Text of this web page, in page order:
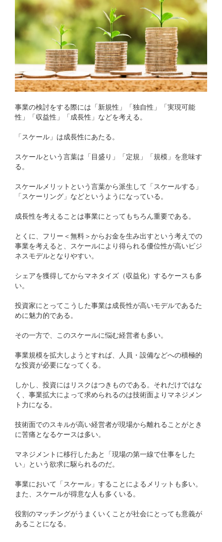
事業の検討をする際には「新規性」「独自性」「実現可能
性」「収益性」「成長性」などを考える。
「スケール」は成長性にあたる。
スケールという言葉は「目盛り」「定規」「規模」を意味す
る。
スケールメリットという言葉から派生して「スケールする」
「スケーリング」などというようになっている。
成長性を考えることは事業にとってもちろん重要である。
とくに、フリー＜無料＞からお金を生み出すという考えでの
事業を考えると、スケールにより得られる優位性が高いビジ
ネスモデルとなりやすい。
シェアを獲得してからマネタイズ（収益化）するケースも多
い。
投資家にとってこうした事業は成長性が高いモデルであるた
めに魅力的である。
その一方で、このスケールに悩む経営者も多い。
事業規模を拡大しようとすれば、人員・設備などへの積極的
な投資が必要になってくる。
しかし、投資にはリスクはつきものである。それだけではな
く、事業拡大によって求められるのは技術面よりマネジメン
ト力になる。
技術面でのスキルが高い経営者が現場から離れることがとき
に苦痛となるケースは多い。
マネジメントに移行したあと「現場の第一線で仕事をした
い」という欲求に駆られるのだ。
事業において「スケール」することによるメリットも多い。
また、スケールが得意な人も多くいる。
役割のマッチングがうまくいくことが社会にとっても意義が
あることになる。